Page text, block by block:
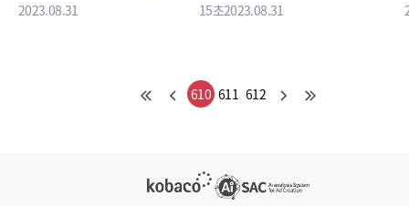
2023.08.31 15초2023.08.31
610 611 612